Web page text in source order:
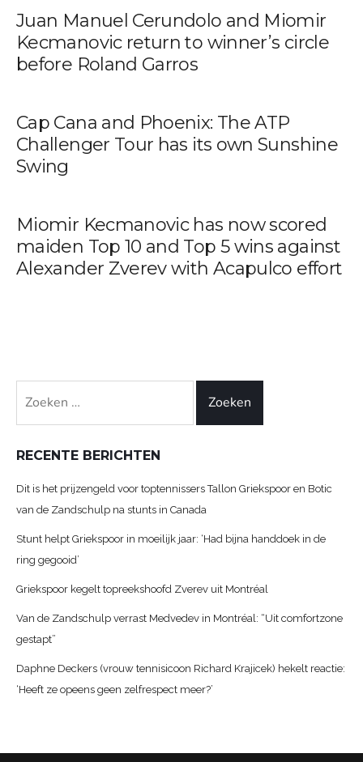
Juan Manuel Cerundolo and Miomir
Kecmanovic return to winner’s circle
before Roland Garros
Cap Cana and Phoenix: The ATP
Challenger Tour has its own Sunshine
Swing
Miomir Kecmanovic has now scored
maiden Top 10 and Top 5 wins against
Alexander Zverev with Acapulco effort
naar:
RECENTE BERICHTEN
Dit is het prijzengeld voor toptennissers Tallon Griekspoor en Botic
van de Zandschulp na stunts in Canada
Stunt helpt Griekspoor in moeilijk jaar: ‘Had bijna handdoek in de
ring gegooid’
Griekspoor kegelt topreekshoofd Zverev uit Montréal
Van de Zandschulp verrast Medvedev in Montréal: “Uit comfortzone
gestapt”
Daphne Deckers (vrouw tennisicoon Richard Krajicek) hekelt reactie:
‘Heeft ze opeens geen zelfrespect meer?’